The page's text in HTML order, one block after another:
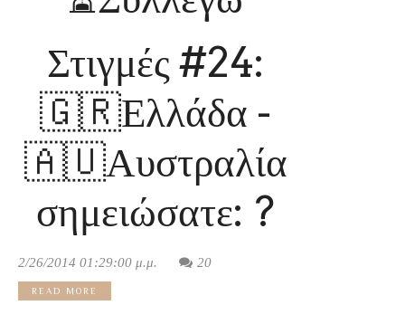
Στιγμές #24:
🇬🇷Ελλάδα -
🇦🇺Αυστραλία
σημειώσατε: ?
2/26/2014 01:29:00 μ.μ. 20
READ MORE